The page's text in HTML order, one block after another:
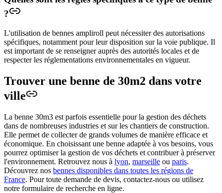
?
L'utilisation de bennes ampliroll peut nécessiter des autorisations
spécifiques, notamment pour leur disposition sur la voie publique. Il
est important de se renseigner auprès des autorités locales et de
respecter les réglementations environnementales en vigueur.
Trouver une benne de 30m2 dans votre
ville
La benne 30m3 est parfois essentielle pour la gestion des déchets
dans de nombreuses industries et sur les chantiers de construction.
Elle permet de collecter de grands volumes de manière efficace et
économique. En choisissant une benne adaptée à vos besoins, vous
pourrez optimiser la gestion de vos déchets et contribuer à préserver
l'environnement. Retrouvez nous à lyon, marseille ou paris.
Découvrez nos bennes disponibles dans toutes les régions de
France. Pour toute demande de devis, contactez-nous ou utilisez
notre formulaire de recherche en ligne.